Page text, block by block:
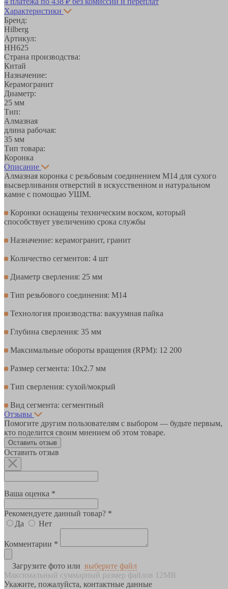
Характеристики
Бренд:
Hilberg
Артикул:
HH625
Страна производства:
Китай
Назначение:
Керамогранит
Диаметр:
25 мм
Тип:
Алмазная
длина рабочая:
35 мм
Тип товара:
Коронка
Описание
Алмазная коронка с резьбовым соединением М14 для сухого
высверливания отверстий в искусственном и натуральном
камне с помощью УШМ.
Коронки оснащены техническим воском, который
способствует увеличению срока службы
Назначение: керамогранит, гранит
Количество сегментов: 4 шт
Диаметр сверления: 25 мм
Тип резьбового соединения: M14
Технология производства: вакуумная пайка
Глубина сверления: 35 мм
Максимальные обороты вращения (RPM): 12 200
Размер сегмента: 10х2.7 мм
Тип сверления: сухой/мокрый
Вид сегмента: сегментный
Отзывы
Помогите другим пользователям с выбором — будьте первым,
кто поделится своим мнением об этом товаре.
Оставить отзыв
Оставить отзыв
Ваша оценка *
Рекомендуете данный товар? *
Да
Нет
Комментарии *
Загрузите фото или выберите файл
Максимальный суммарный размер файлов 12MB
Укажите, пожалуйста, контактные данные